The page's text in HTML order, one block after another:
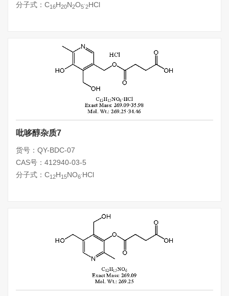
分子式：C16H20N2O5 2HCl
吡哆醇杂质7
货号：QY-BDC-07
CAS号：412940-03-5
分子式：C12H15NO6 HCl